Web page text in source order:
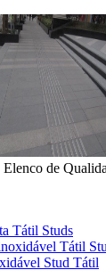
de
Tátil Studs
Tátil
Stud Tátil